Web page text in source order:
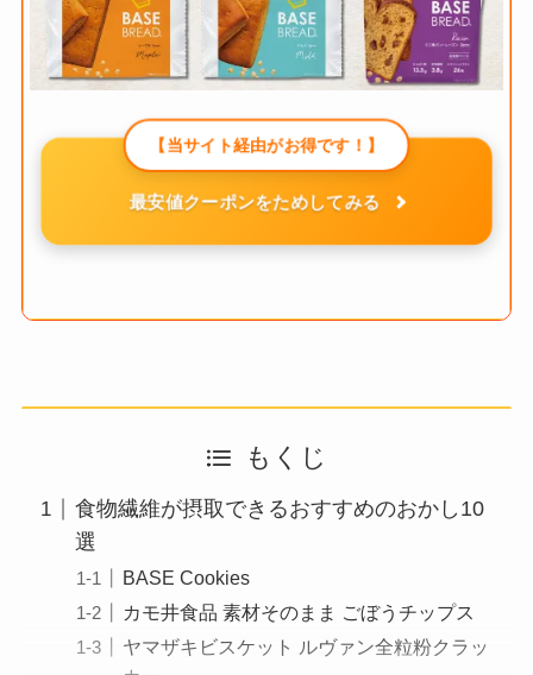
【当サイト経由がお得です！】
最安値クーポンをためしてみる
もくじ
食物繊維が摂取できるおすすめのおかし10
選
BASE Cookies
カモ井食品 素材そのまま ごぼうチップス
ヤマザキビスケット ルヴァン全粒粉クラッ